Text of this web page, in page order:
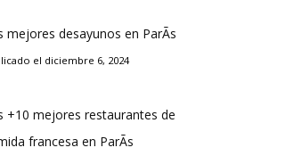
mejores desayunos en ParÃ­s
el diciembre 6, 2024
+10 mejores restaurantes de
francesa en ParÃ­s